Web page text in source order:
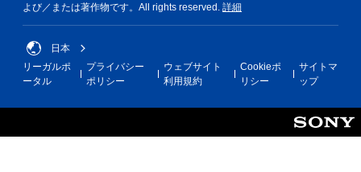
よび／または著作物です。All rights reserved. 詳細
日本
リーガルポ
ータル
プライバシー
ポリシー
ウェブサイト
利用規約
Cookieポ
リシー
サイトマ
ップ